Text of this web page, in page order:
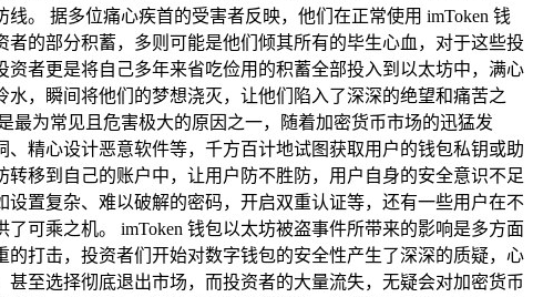
。 据多位痛心疾首的受害者反映，他们在正常使用 imToken 钱
的部分积蓄，多则可能是他们倾其所有的毕生心血，对于这些投
者更是将自己多年来省吃俭用的积蓄全部投入到以太坊中，满心
，瞬间将他们的梦想浇灭，让他们陷入了深深的绝望和痛苦之
为常见且危害极大的原因之一，随着加密货币市场的迅猛发
精心设计恶意软件等，千方百计地试图获取用户的钱包私钥或助
移到自己的账户中，让用户防不胜防，用户自身的安全意识不足
置复杂、难以破解的密码，开启双重认证等，还有一些用户在不
可乘之机。 imToken 钱包以太坊被盗事件所带来的影响是多方面
打击，投资者们开始对数字钱包的安全性产生了深深的质疑，心
至选择彻底退出市场，而投资者的大量流失，无疑会对加密货币